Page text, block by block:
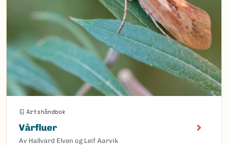
Artshåndbok
Vårfluer
Av Hallvard Elven og Leif Aarvik